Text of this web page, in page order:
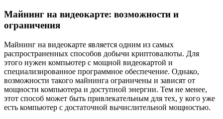
Майнинг на видеокарте: возможности и
ограничения
Майнинг на видеокарте является одним из самых
распространенных способов добычи криптовалюты. Для
этого нужен компьютер с мощной видеокартой и
специализированное программное обеспечение. Однако,
возможности такого майнинга ограничены и зависят от
мощности компьютера и доступной энергии. Тем не менее,
этот способ может быть привлекательным для тех, у кого уже
есть компьютер с достаточной вычислительной мощностью.